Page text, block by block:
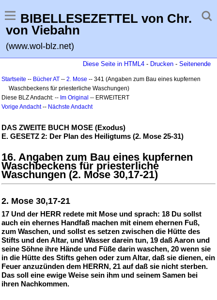
BIBELLESEZETTEL von Chr.
von Viebahn
(www.wol-blz.net)
Diese Seite in HTML4 - Drucken - Seitenende
Startseite -- Bücher AT -- 2. Mose -- 341 (Angaben zum Bau eines kupfernen
Waschbeckens für priesterliche Waschungen)
Diese BLZ Andacht: -- Im Original -- ERWEITERT
Vorige Andacht-- Nächste Andacht
DAS ZWEITE BUCH MOSE (Exodus)
E. GESETZ 2: Der Plan des Heiligtums (2. Mose 25-31)
16. Angaben zum Bau eines kupfernen
Waschbeckens für priesterliche
Waschungen (2. Mose 30,17-21)
2. Mose 30,17-21
17 Und der HERR redete mit Mose und sprach: 18 Du sollst
auch ein ehernes Handfaß machen mit einem ehernen Fuß,
zum Waschen, und sollst es setzen zwischen die Hütte des
Stifts und den Altar, und Wasser darein tun, 19 daß Aaron und
seine Söhne ihre Hände und Füße darin waschen, 20 wenn sie
in die Hütte des Stifts gehen oder zum Altar, daß sie dienen, ein
Feuer anzuzünden dem HERRN, 21 auf daß sie nicht sterben.
Das soll eine ewige Weise sein ihm und seinem Samen bei
ihren Nachkommen.